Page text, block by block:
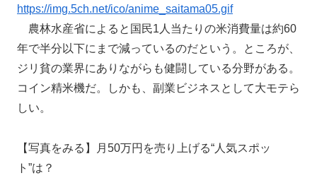
https://img.5ch.net/ico/anime_saitama05.gif
農林水産省によると国民1人当たりの米消費量は約60
年で半分以下にまで減っているのだという。ところが、
ジリ貧の業界にありながらも健闘している分野がある。
コイン精米機だ。しかも、副業ビジネスとして大モテら
しい。
【写真をみる】月50万円を売り上げる“人気スポッ
ト”は？